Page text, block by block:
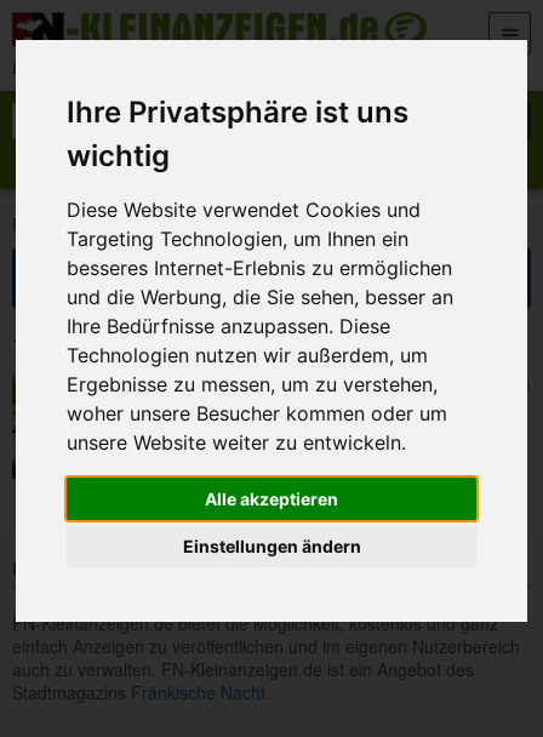
Ihre Privatsphäre ist uns
wichtig
Diese Website verwendet Cookies und
Targeting Technologien, um Ihnen ein
besseres Internet-Erlebnis zu ermöglichen
und die Werbung, die Sie sehen, besser an
Ihre Bedürfnisse anzupassen. Diese
Technologien nutzen wir außerdem, um
Ergebnisse zu messen, um zu verstehen,
woher unsere Besucher kommen oder um
unsere Website weiter zu entwickeln.
Alle akzeptieren
Einstellungen ändern
Zum Inhalt springen
Der beste Platz für deine kostenlose Anzeige
Suche nach:
Anzeige aufgeben
FN-Kleinanzeigen>Marktplatz
Suche eingrenzen
1 Kleinanzeigen in Marktplatz
Walsdorf
Team Tierschutz Katze sucht Fahrer für
Kastrationsaktionen
Über uns
FN-Kleinanzeigen.de bietet die Möglichkeit, kostenlos und ganz
einfach Anzeigen zu veröffentlichen und im eigenen Nutzerbereich
auch zu verwalten. FN-Kleinanzeigen.de ist ein Angebot des
Stadtmagazins Fränkische Nacht.